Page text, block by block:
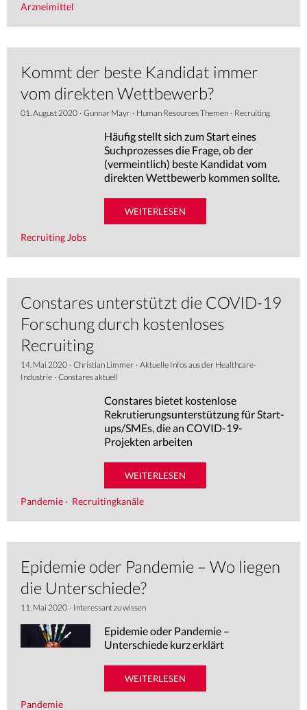
Arzneimittel
Kommt der beste Kandidat immer
vom direkten Wettbewerb?
01. August 2020 · Gunnar Mayr · Human Resources Themen · Recruiting
Häufig stellt sich zum Start eines
Suchprozesses die Frage, ob der
(vermeintlich) beste Kandidat vom
direkten Wettbewerb kommen sollte.
WEITERLESEN
Recruiting Jobs
Constares unterstützt die COVID-19
Forschung durch kostenloses
Recruiting
14. Mai 2020 · Christian Limmer · Aktuelle Infos aus der Healthcare-
Industrie · Constares aktuell
Constares bietet kostenlose
Rekrutierungsunterstützung für Start-
ups/SMEs, die an COVID-19-
Projekten arbeiten
WEITERLESEN
Pandemie · Recruitingkanäle
Epidemie oder Pandemie – Wo liegen
die Unterschiede?
11. Mai 2020 · Interessant zu wissen
Epidemie oder Pandemie –
Unterschiede kurz erklärt
WEITERLESEN
Pandemie